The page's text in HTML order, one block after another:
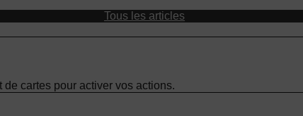
Tous les articles
cartes pour activer vos actions.